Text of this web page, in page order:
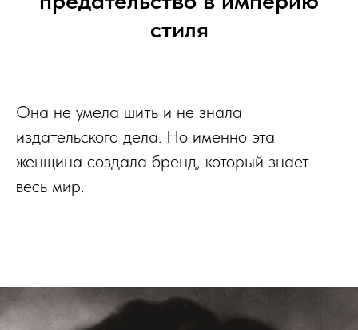
стиля
Она не умела шить и не знала
издательского дела. Но именно эта
женщина создала бренд, который знает
весь мир.